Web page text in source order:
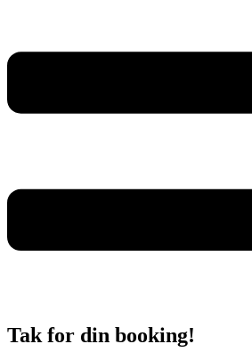
Tak for din booking!